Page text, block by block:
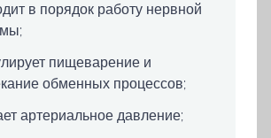
в порядок работу нервной
пищеварение и
обменных процессов;
артериальное давление;